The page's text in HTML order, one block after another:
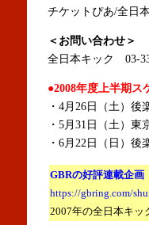
チケットぴあ/全日
＜お問い合わせ＞
全日本キック 03-
●2008年度上半期ス
・4月26日（土）後
・5月31日（土）東
・6月22日（日）後
GBRの好評連載企画
https://gbring.com/
2007年の全日本キッ